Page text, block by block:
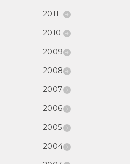
2011
2010
2009
2008
2007
2006
2005
2004